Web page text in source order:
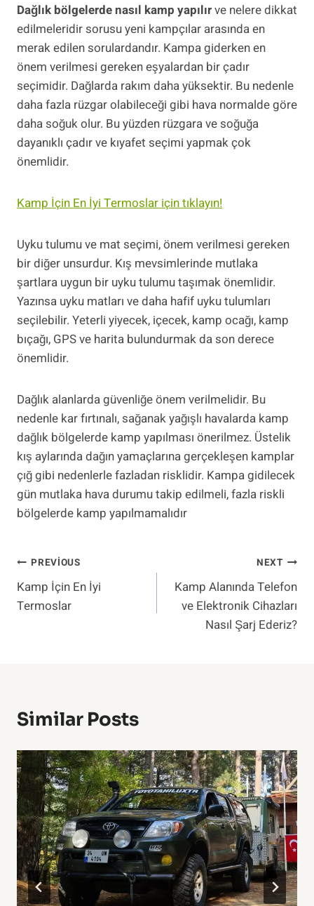
Dağlık bölgelerde nasıl kamp yapılırve nelere dikkat
edilmeleridir sorusu yeni kampçılar arasında en
merak edilen sorulardandır. Kampa giderken en
önem verilmesi gereken eşyalardan bir çadır
seçimidir. Dağlarda rakım daha yüksektir. Bu nedenle
daha fazla rüzgar olabileceği gibi hava normalde göre
daha soğuk olur. Bu yüzden rüzgara ve soğuğa
dayanıklı çadır ve kıyafet seçimi yapmak çok
önemlidir.
Kamp İçin En İyi Termoslar için tıklayın!
Uyku tulumu ve mat seçimi, önem verilmesi gereken
bir diğer unsurdur. Kış mevsimlerinde mutlaka
şartlara uygun bir uyku tulumu taşımak önemlidir.
Yazınsa uyku matları ve daha hafif uyku tulumları
seçilebilir. Yeterli yiyecek, içecek, kamp ocağı, kamp
bıçağı, GPS ve harita bulundurmak da son derece
önemlidir.
Dağlık alanlarda güvenliğe önem verilmelidir. Bu
nedenle kar fırtınalı, sağanak yağışlı havalarda kamp
dağlık bölgelerde kamp yapılması önerilmez. Üstelik
kış aylarında dağın yamaçlarına gerçekleşen kamplar
çığ gibi nedenlerle fazladan risklidir. Kampa gidilecek
gün mutlaka hava durumu takip edilmeli, fazla riskli
bölgelerde kamp yapılmamalıdır
Yazı
Gezinmesi
PREVIOUS
Kamp İçin En İyi
Termoslar
NEXT
Kamp Alanında Telefon
ve Elektronik Cihazları
Nasıl Şarj Ederiz?
Similar Posts